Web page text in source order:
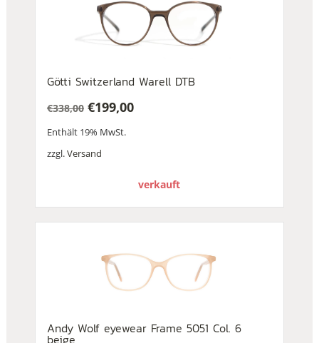
Götti Switzerland Warell DTB
€338,00
Preis
war:
€199,00
Preis
ist:
Enthält 19% MwSt.
zzgl.Versand
verkauft
Andy Wolf eyewear Frame 5051 Col. 6
beige